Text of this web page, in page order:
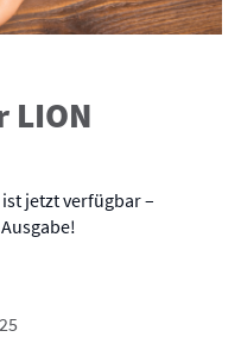
LION
jetzt verfügbar –